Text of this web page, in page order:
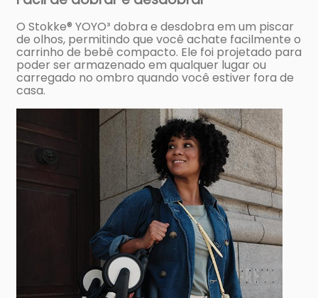
O Stokke® YOYO³ dobra e desdobra em um piscar
de olhos, permitindo que você achate facilmente o
carrinho de bebê compacto. Ele foi projetado para
poder ser armazenado em qualquer lugar ou
carregado no ombro quando você estiver fora de
casa.